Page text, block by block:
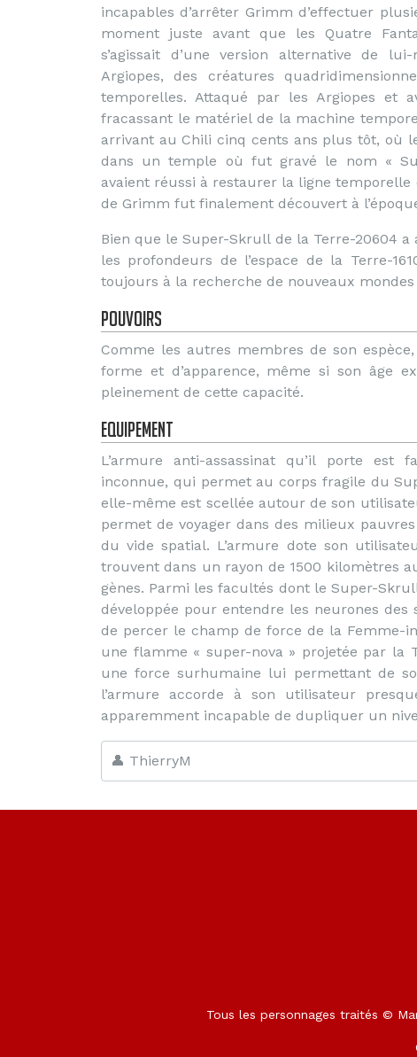
incapables d’arrêter Grimm d’effectuer
moment juste avant que les Quatre
s’agissait d’une version alternative de
Argiopes, des créatures
temporelles. Attaqué par les Argiopes et
fracassant le matériel de la machine
arrivant au Chili cinq cents ans plus tôt, où
dans un temple où fut gravé le nom «
avaient réussi à restaurer la ligne temporelle
de Grimm fut finalement découvert à
Bien que le Super-Skrull de la Terre-20604
les profondeurs de l’espace de la Terre-
toujours à la recherche de nouveaux
Pouvoirs
Comme les autres membres de son
forme et d’apparence, même si son âge
pleinement de cette capacité.
Equipement
L’armure anti-assassinat qu’il porte
inconnue, qui permet au corps fragile du
elle-même est scellée autour de son
permet de voyager dans des milieux
du vide spatial. L’armure dote son
trouvent dans un rayon de 1500 kilomètres
gènes. Parmi les facultés dont le Super-
développée pour entendre les neurones des
de percer le champ de force de la Femme-
une flamme « super-nova » projetée par la
une force surhumaine lui permettant de
l’armure accorde à son utilisateur
apparemment incapable de dupliquer un
👤 ThierryM
Tous les personnages traités ©